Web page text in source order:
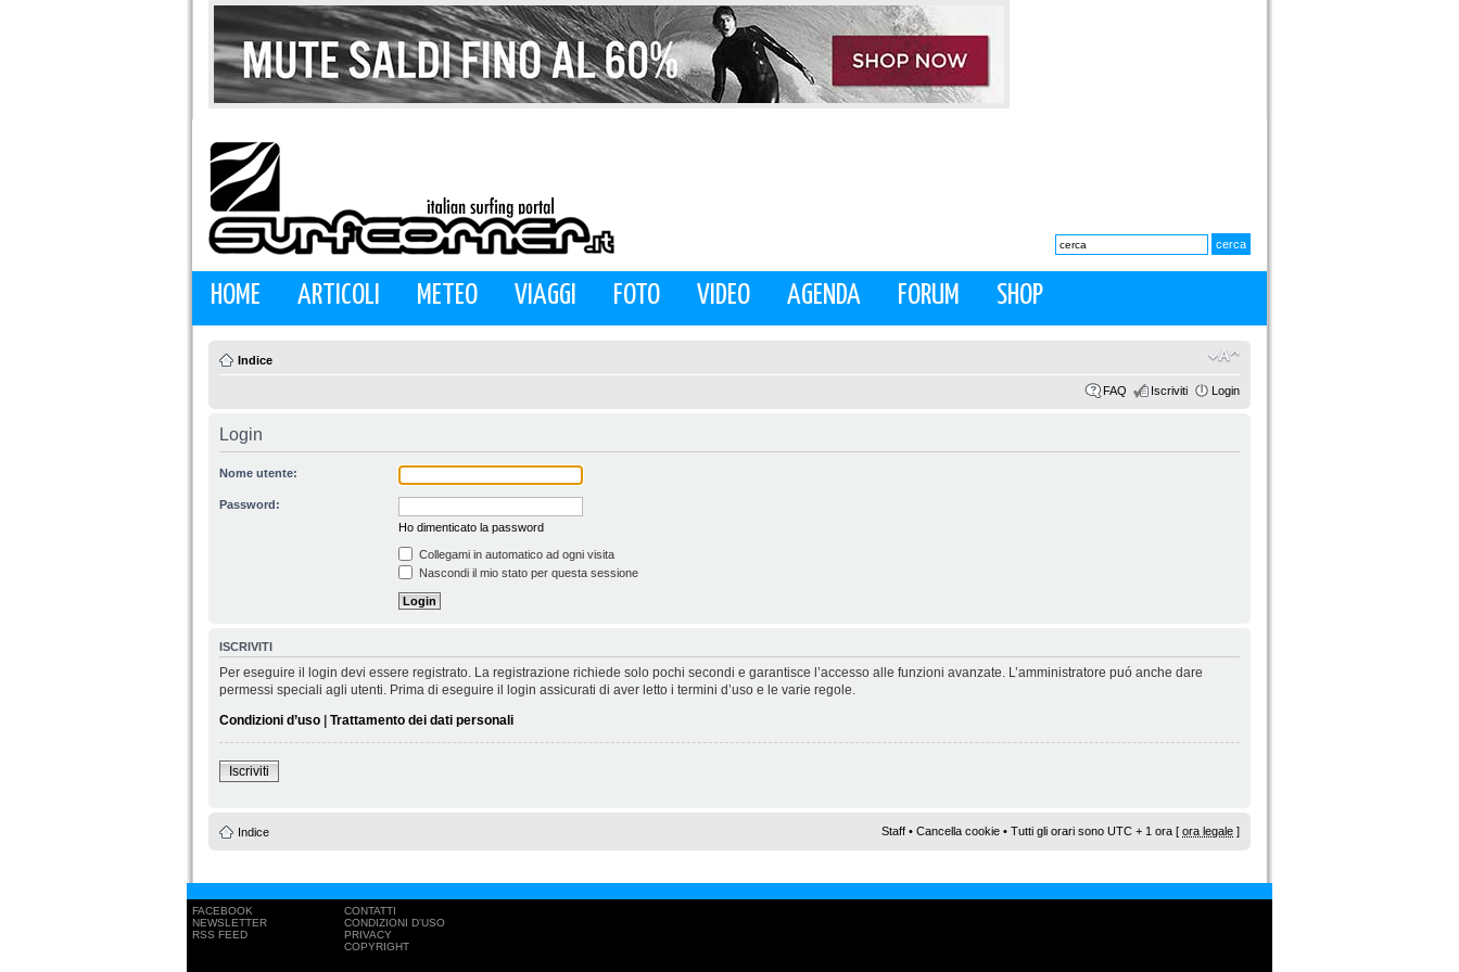
HOME ARTICOLI METEO VIAGGI FOTO VIDEO AGENDA FORUM SHOP
Indice
FAQ Iscriviti Login
Login
Nome utente:
Password:
Ho dimenticato la password
Collegami in automatico ad ogni visita
Nascondi il mio stato per questa sessione
ISCRIVITI
Per eseguire il login devi essere registrato. La registrazione richiede solo pochi secondi e garantisce l’accesso alle funzioni avanzate. L’amministratore puó anche dare
permessi speciali agli utenti. Prima di eseguire il login assicurati di aver letto i termini d’uso e le varie regole.
Condizioni d’uso | Trattamento dei dati personali
Iscriviti
Indice Staff • Cancella cookie • Tutti gli orari sono UTC + 1 ora [ ora legale ]
FACEBOOK
NEWSLETTER
RSS FEED
CONTATTI
CONDIZIONI D'USO
PRIVACY
COPYRIGHT